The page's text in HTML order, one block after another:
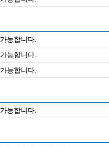
능합니다.
능합니다.
능합니다.
능합니다.